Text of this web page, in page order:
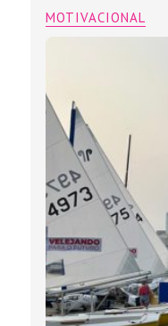
MOTIVACIONAL